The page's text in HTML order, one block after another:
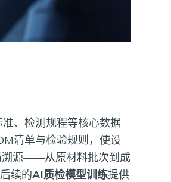
、检测规程等核心数据
清单与检验规则，使设
溯源——从原材料批次到成
续的AI质检模型训练提供